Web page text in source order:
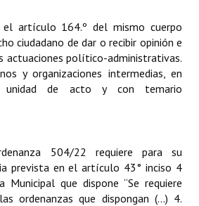
- Registro
- Registro
ORGÁNICA
artículo 164.º del mismo cuerpo
ciudadano de dar o recibir opinión e
actuaciones político-administrativas.
y organizaciones intermedias, en
unidad de acto y con temario
504/22 requiere para su
prevista en el artículo 43° inciso 4
Municipal que dispone “Se requiere
ordenanzas que dispongan (…) 4.